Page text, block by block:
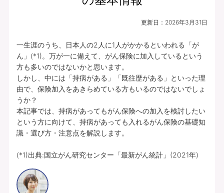
更新日： 2026年3月31日
一生涯のうち、日本人の2人に1人がかかるといわれる「が
ん」(*1)。万が一に備えて、がん保険に加入しているという
方も多いのではないかと思います。
しかし、中には「持病がある」「既往歴がある」といった理
由で、保険加入をあきらめている方もいるのではないでしょ
うか？
本記事では、持病があってもがん保険への加入を検討したい
という方に向けて、持病があっても入れるがん保険の基礎知
識・選び方・注意点を解説します。
(*1)出典:国立がん研究センター「最新がん統計」(2021年)